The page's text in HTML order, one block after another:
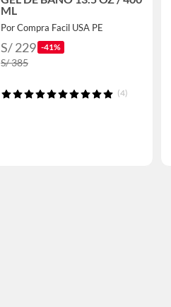
ML
Por Compra Facil USA PE
S/ 229 -41%
S/ 385
(4)